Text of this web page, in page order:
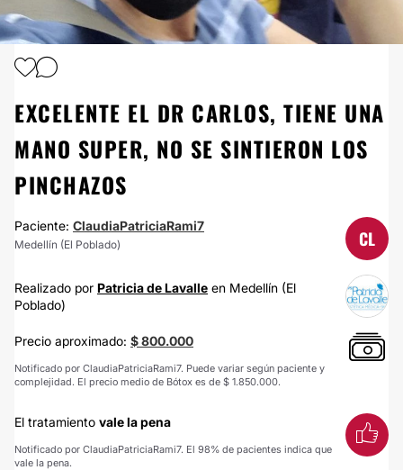
EXCELENTE EL DR CARLOS, TIENE UNA
MANO SUPER, NO SE SINTIERON LOS
PINCHAZOS
Paciente: ClaudiaPatriciaRami7
Medellín (El Poblado) CL
Realizado por Patricia de Lavalle en Medellín (El
Poblado)
Precio aproximado: $ 800.000
Notificado por ClaudiaPatriciaRami7. Puede variar según paciente y
complejidad. El precio medio de Bótox es de $ 1.850.000.
El tratamiento vale la pena
Notificado por ClaudiaPatriciaRami7. El 98% de pacientes indica que
vale la pena.